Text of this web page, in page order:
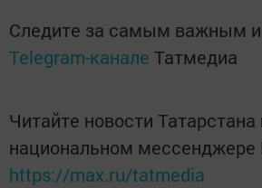
Следите за самым важным
Telegram-канале Татмедиа
Читайте новости Татарстана
национальном мессенджере
https://max.ru/tatmedia